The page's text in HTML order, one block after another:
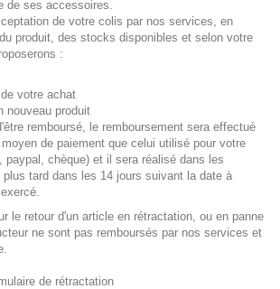
de ses accessoires.
de votre colis par nos services, en
produit, des stocks disponibles et selon votre
:
votre achat
produit
remboursé, le remboursement sera effectué
de paiement que celui utilisé pour votre
paypal, chèque) et il sera réalisé dans les
tard dans les 14 jours suivant la date à
le retour d'un article en rétractation, ou en panne
ne sont pas remboursés par nos services et
de rétractation